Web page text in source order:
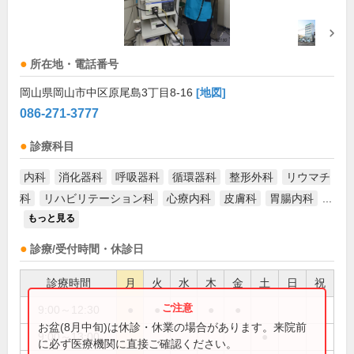
所在地・電話番号
岡山県岡山市中区原尾島3丁目8-16 [地図]
086-271-3777
診療科目
内科 消化器科 呼吸器科 循環器科 整形外科
リウマチ
科
リハビリテーション科 心療内科 皮膚科 胃腸内科
もっと見る
診療/受付時間・休診日
診療時間 月 火 水 木 金 土 日 祝
●
9:00～13:00 ●
お盆(8月中旬)は休診・休業の場合があります。来院前
に必ず医療機関に直接ご確認ください。